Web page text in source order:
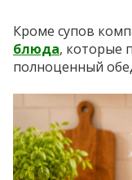
Кроме супов
блюда, которые
полноценный